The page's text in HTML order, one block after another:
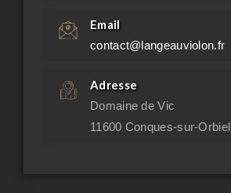
Email
contact@langeauviolon.fr
Adresse
Domaine de Vic
11600 Conques-sur-Orbiel